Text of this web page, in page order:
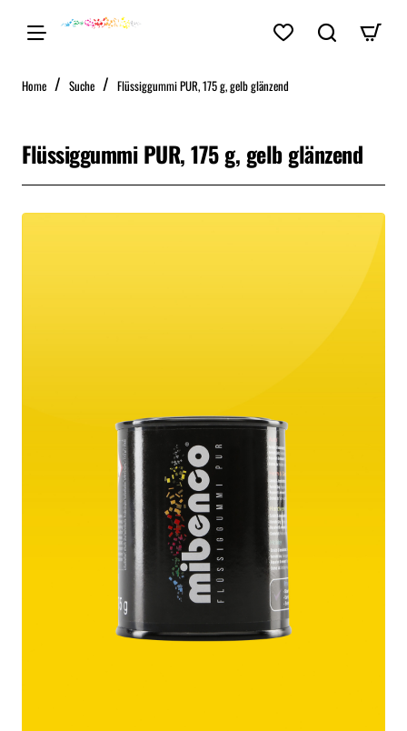
Home home Suche Flüssiggummi PUR, 175 g, gelb glänzend
Flüssiggummi PUR, 175 g, gelb glänzend